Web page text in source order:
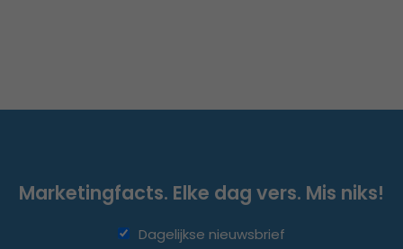
Marketingfacts. Elke dag vers. Mis niks!
Dagelijkse nieuwsbrief